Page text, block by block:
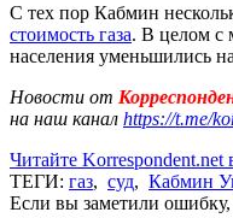
С тех пор Кабмин
стоимость газа. В целом с
населения уменьшились
Новости от
на наш канал https://t.me/
Читайте Korrespondent.net
ТЕГИ: газ, суд, Кабмин
Если вы заметили